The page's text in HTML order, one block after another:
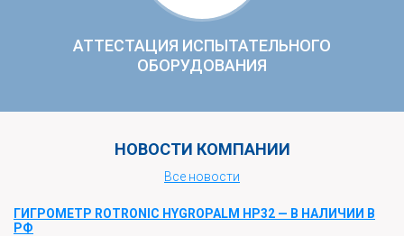
АТТЕСТАЦИЯ ИСПЫТАТЕЛЬНОГО
ОБОРУДОВАНИЯ
НОВОСТИ КОМПАНИИ
Все новости
ГИГРОМЕТР ROTRONIC HYGROPALM HP32 — В НАЛИЧИИ В
РФ